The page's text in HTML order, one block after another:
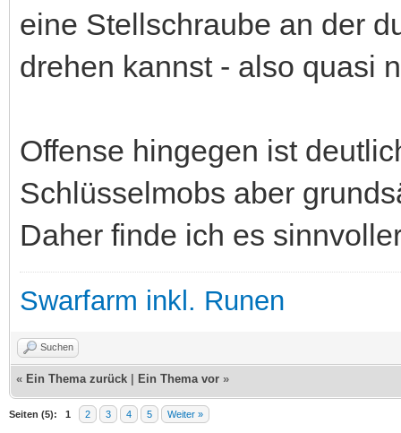
eine Stellschraube an der
drehen kannst - also quasi
Offense hingegen ist
Schlüsselmobs aber
Daher finde ich es
Swarfarm inkl. Runen
Suchen
« Ein Thema zurück Ein Thema vor »
Seiten (5): 1 2 3 4 5 Weiter »